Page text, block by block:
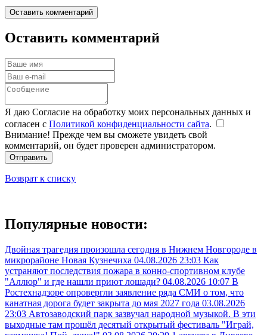
Оставить комментарий
Оставить комментарий
Я даю Согласие на обработку моих персональных данных и
согласен с Политикой конфиденциальности сайта.
Внимание! Прежде чем вы сможете увидеть свой
комментарий, он будет проверен администратором.
Отправить
Возврат к списку
Популярные новости:
Двойная трагедия произошла сегодня в Нижнем Новгороде в
микрорайоне Новая Кузнечиха 04.08.2026 23:03 Как
устраняют последствия пожара в конно-спортивном клубе
"Аллюр" и где нашли приют лошади? 04.08.2026 10:07 В
Ростехнадзоре опровергли заявление ряда СМИ о том, что
канатная дорога будет закрыта до мая 2027 года 03.08.2026
23:03 Автозаводский парк зазвучал народной музыкой. В эти
выходные там прошёл десятый открытый фестиваль "Играй,